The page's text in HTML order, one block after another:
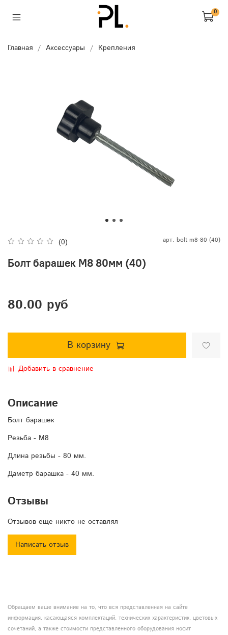
0
Главная Аксессуары Крепления
(0) арт. bolt m8-80 (40)
Болт барашек М8 80мм (40)
80.00 руб
В корзину
Добавить в сравнение
Описание
Болт барашек
Резьба - М8
Длина резьбы - 80 мм.
Даметр барашка - 40 мм.
Отзывы
Отзывов еще никто не оставлял
Написать отзыв
Обращаем ваше внимание на то, что вся представленная на сайте
информация, касающаяся комплектаций, технических характеристик, цветовых
сочетаний, а также стоимости представленного оборудования носит